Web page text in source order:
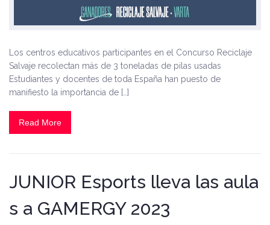
Los centros educativos participantes en el Concurso Reciclaje
Salvaje recolectan más de 3 toneladas de pilas usadas
Estudiantes y docentes de toda España han puesto de
manifiesto la importancia de […]
Read More
JUNIOR Esports lleva las aula
s a GAMERGY 2023